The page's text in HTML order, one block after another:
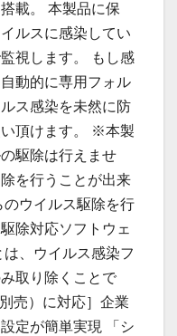
載。 本製品に保
ルスに感染してい
視します。 もし感
動的に専用フォル
ス感染を未然に防
頂けます。 ※本製
駆除は行えませ
を行うことが出来
のウイルス駆除を行
除対応ソフトウェ
、ウイルス感染フ
取り除くことで
売）に対応］企業
定が簡単実現 「シ